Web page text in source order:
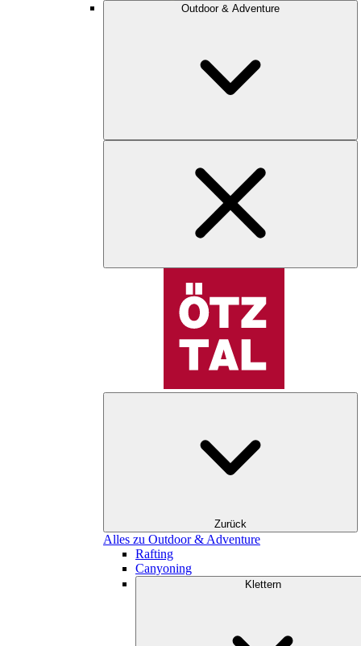
Outdoor & Adventure
Zurück
Alles zu Outdoor & Adventure
Rafting
Canyoning
Klettern